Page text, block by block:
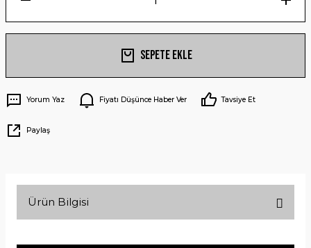
Sepete Ekle
Yorum Yaz Fiyatı Düşünce Haber Ver Tavsiye Et
Paylaş
Ürün Bilgisi